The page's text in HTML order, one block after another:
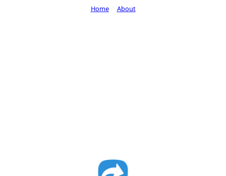
Home About